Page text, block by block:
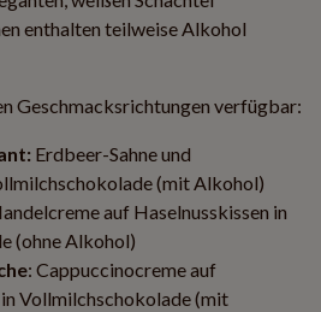
enthalten teilweise Alkohol
Geschmacksrichtungen verfügbar:
Erdbeer-Sahne und
(mit Alkohol)
auf Haselnusskissen in
(ohne Alkohol)
: Cappuccinocreme auf
Vollmilchschokolade (mit